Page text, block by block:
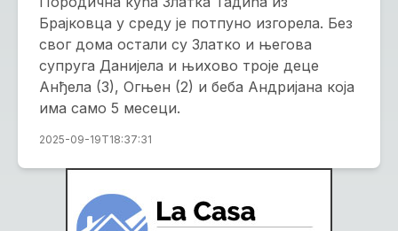
Брајковца у среду је потпуно изгорела. Без
свог дома остали су Златко и његова
супруга Данијела и њихово троје деце
Анђела (3), Огњен (2) и беба Андријана која
има само 5 месеци.
2025-09-19T18:37:31